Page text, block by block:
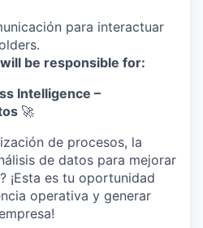
para interactuar
be responsible for:
Intelligence –
🚀
de procesos, la
de datos para mejorar
¡Esta es tu oportunidad
operativa y generar